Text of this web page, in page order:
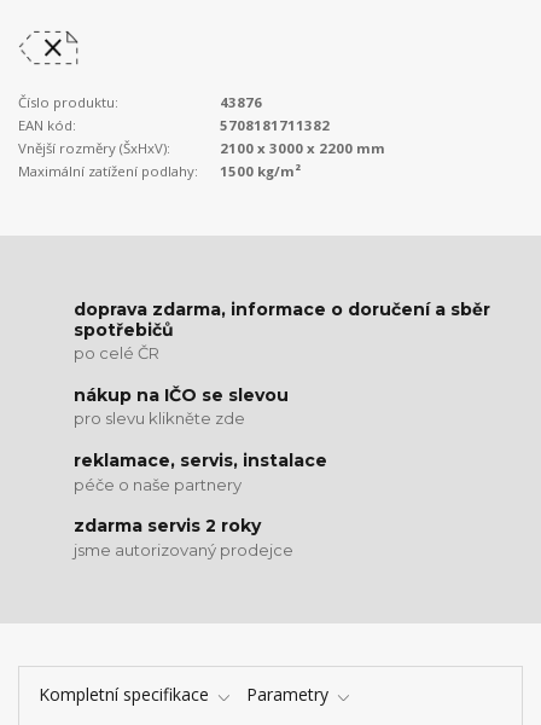
Číslo produktu:
43876
EAN kód:
5708181711382
Vnější rozměry (ŠxHxV):
2100 x 3000 x 2200 mm
Maximální zatížení podlahy:
1500 kg/m²
doprava zdarma, informace o doručení a sběr
spotřebičů
po celé ČR
nákup na IČO se slevou
pro slevu klikněte zde
reklamace, servis, instalace
péče o naše partnery
zdarma servis 2 roky
jsme autorizovaný prodejce
Kompletní specifikace
Parametry